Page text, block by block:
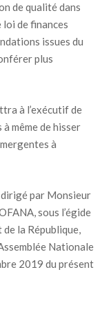
de qualité dans
loi de finances
issues du
plus
à l’exécutif de
même de hisser
à
dirigé par Monsieur
sous l’égide
la République,
Nationale
2019 du présent